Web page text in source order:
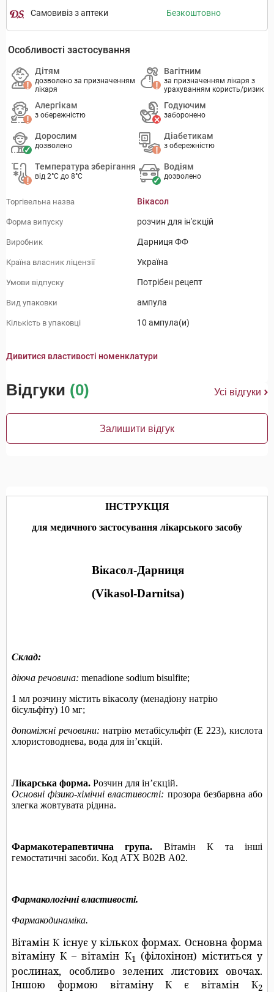
Самовивіз з аптеки Безкоштовно
Особливості застосування
Дітям
дозволено за призначенням
лікаря
Вагітним
за призначенням лікаря з
урахуванням користь/ризик
Алергікам
з обережністю
Годуючим
заборонено
Дорослим
дозволено
Діабетикам
з обережністю
Температура зберігання
від 2°C до 8°C
Водіям
дозволено
Торгівельна назва Вікасол
Форма випуску розчин для ін'єкцій
Виробник Дарниця ФФ
Країна власник ліцензії Україна
Умови відпуску Потрібен рецепт
Вид упаковки ампула
Кількість в упаковці 10 ампула(и)
Дивитися властивості номенклатури
Відгуки (0) Усі відгуки
Залишити відгук